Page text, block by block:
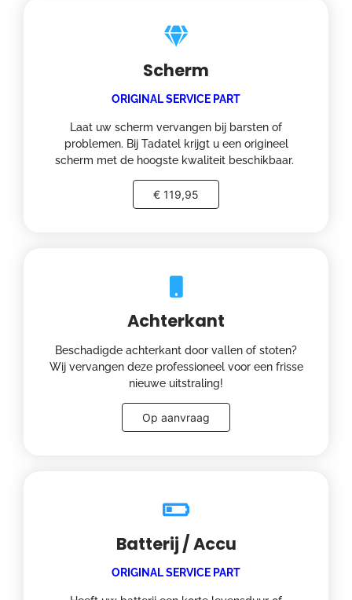
Scherm
ORIGINAL SERVICE PART
Laat uw scherm vervangen bij barsten of
problemen. Bij Tadatel krijgt u een origineel
scherm met de hoogste kwaliteit beschikbaar.
€ 119,95
Achterkant
Beschadigde achterkant door vallen of stoten?
Wij vervangen deze professioneel voor een frisse
nieuwe uitstraling!
Op aanvraag
Batterij / Accu
ORIGINAL SERVICE PART